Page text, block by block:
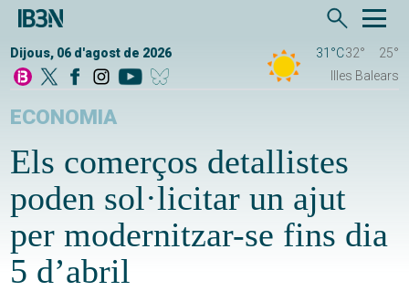
Dijous, 06 d'agost de 2026 31°C32°
25°
Illes Balears
ECONOMIA
Els comerços detallistes
poden sol·licitar un ajut
per modernitzar-se fins dia
5 d’abril